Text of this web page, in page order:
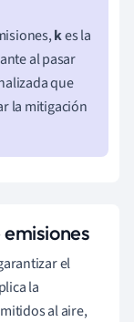
kes la
al pasar
que
la mitigación
el
la
al aire,